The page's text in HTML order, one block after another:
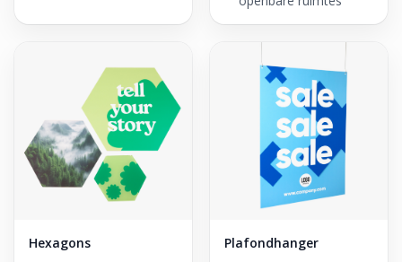
Hexagons
Plafondhanger